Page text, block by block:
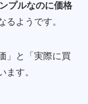
プルなのに価格
るようです。
」と「実際に買
ます。